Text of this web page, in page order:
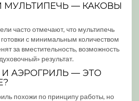
МУЛЬТИПЕЧЬ — КАКОВЫ
часто отмечают, что мультипечь
с минимальным количеством
за вместительность, возможность
результат.
АЭРОГРИЛЬ — ЭТО
похожи по принципу работы, но